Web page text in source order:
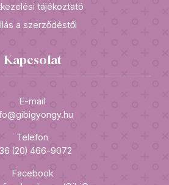
tájékoztató
a szerződéstől
Kapcsolat
E-mail
Telefon
(20) 466-9072
Facebook